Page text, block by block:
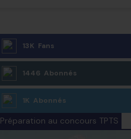
13K Fans
1446 Abonnés
1K Abonnés
Préparation au concours TPTS